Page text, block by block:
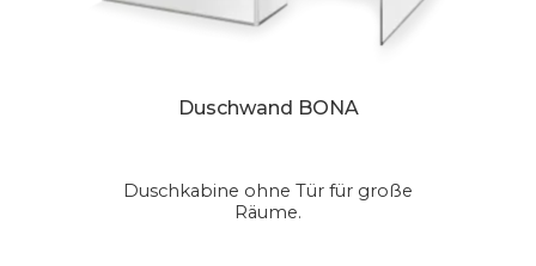
Duschwand BONA
Duschkabine ohne Tür für große
Räume.